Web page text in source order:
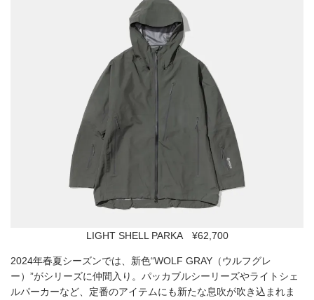
LIGHT SHELL PARKA ¥62,700
2024年春夏シーズンでは、新色“WOLF GRAY（ウルフグレ
ー）”がシリーズに仲間入り。パッカブルシーリーズやライトシェ
ルパーカーなど、定番のアイテムにも新たな息吹が吹き込まれま